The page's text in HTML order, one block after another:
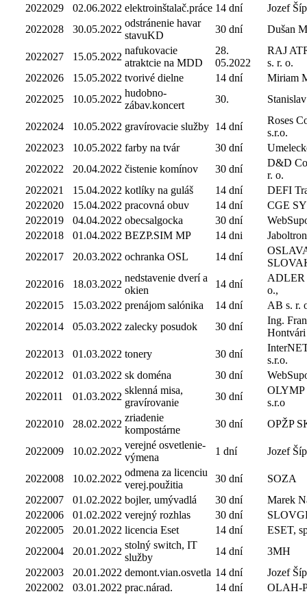
2022029
02.06.2022 elektroinštalač.práce 14 dní
Jozef
2022028
30.05.2022
odstránenie havar
stavuKD
30 dní Dušan
2022027 15.05.2022
nafukovacie
atraktcie na MDD
28.
05.2022
RAJ
s. r. o.
2022026
15.05.2022 tvorivé dielne 14 dní
Miriam
2022025
10.05.2022
hudobno-
zábav.koncert
30.
2022024 10.05.2022 gravírovacie služby 14 dní
Roses
s.r.o.
2022023
10.05.2022 farby na tvár 30 dní
2022022
20.04.2022 čistenie komínov 30 dní
D&D
r. o.
2022021
15.04.2022 kotlíky na guláš 14 dní
DEFI
2022020
15.04.2022 pracovná obuv 14 dní
CGE
2022019
04.04.2022 obecsalgocka 30 dní
2022018
01.04.2022 BEZP.SIM MP 14 dni
Jaboltron
2022017
20.03.2022 ochranka OSL 14 dní
2022016
18.03.2022
nedstavenie dverí a
okien
14 dní
ADLER
o.,
2022015
15.03.2022 prenájom salónika 14 dní
AB s. r.
2022014
05.03.2022 zalecky posudok 30 dní
Ing.
Hontvári
2022013
01.03.2022 tonery 30 dní
s.r.o.
2022012
01.03.2022 sk doména 30 dní
2022011
01.03.2022
sklenná misa,
gravírovanie
30 dní
OLYMP
s.r.o
2022010
28.02.2022
zriadenie
kompostárne
30 dní OPŽP
2022009 10.02.2022
verejné osvetlenie-
výmena
1 dní Jozef
2022008 10.02.2022
odmena za licenciu
verej.použitia
30 dní
SOZA
2022007
01.02.2022 bojler, umývadlá 30 dní
Marek
2022006
01.02.2022 verejný rozhlas 30 dní
2022005
20.01.2022 licencia Eset 14 dní
ESET,
2022004
20.01.2022
stolný switch, IT
služby
14 dní
3MH
2022003
20.01.2022 demont.vian.osvetla 14 dní
Jozef
2022002
03.01.2022 prac.nárad. 14 dní
OLAH-